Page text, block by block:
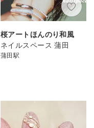
桜アートほんのり和風
ネイルスペース 蒲田
蒲田駅